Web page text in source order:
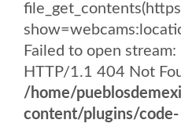
Failed to open
HTTP/1.1 404 Not
/home/
content/plugins/code-